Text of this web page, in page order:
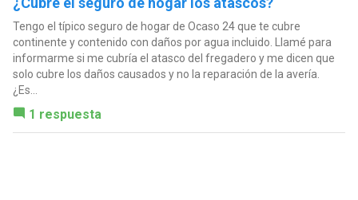
Tengo el típico seguro de hogar de Ocaso 24 que te cubre
continente y contenido con daños por agua incluido. Llamé para
informarme si me cubría el atasco del fregadero y me dicen que
solo cubre los daños causados y no la reparación de la avería.
¿Es...
1 respuesta